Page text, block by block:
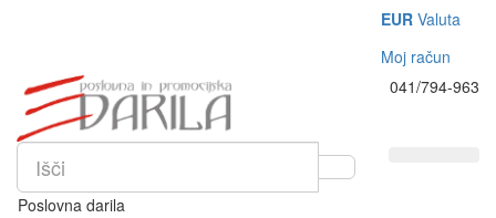
EUR Valuta
Moj račun
041/794-963
Poslovna darila